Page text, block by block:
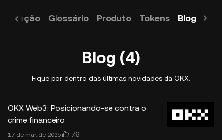
Glossário Produto Tokens Blog
Blog (4)
Fique por dentro das últimas novidades da OKX.
OKX Web3: Posicionando-se contra o
crime financeiro
17 de mar. de 2025 76